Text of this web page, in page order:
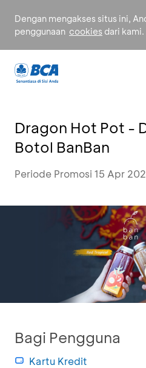
Dengan mengakses situs ini,
penggunaan cookies dari kami.
Dragon Hot Pot -
Botol BanBan
Periode Promosi 15 Apr
Bagi Pengguna
Kartu Kredit